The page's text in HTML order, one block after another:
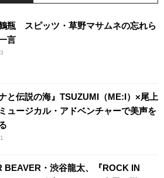
瓶 スピッツ・草野マサムネの忘れら
言
ナと伝説の海』TSUZUMI（ME:I）×尾上
ュージカル・アドベンチャーで美声を
BEAVER・渋谷龍太、『ROCK IN